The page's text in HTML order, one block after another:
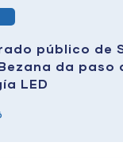
público de
da paso
LED